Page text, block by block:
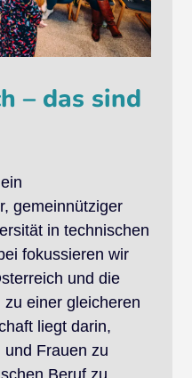
– das sind
gemeinnütziger
in technischen
fokussieren wir
und die
einer gleicheren
liegt darin,
Frauen zu
Beruf zu